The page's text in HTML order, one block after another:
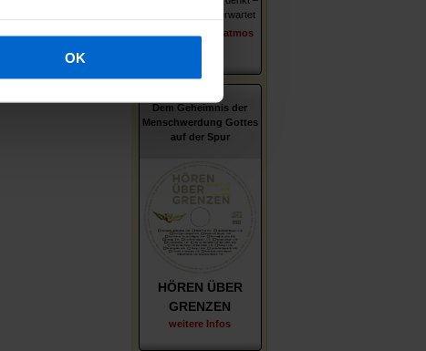
OK
was ihn und uns erwartet
erschienen im Patmos
Dem Geheimnis der
Menschwerdung Gottes
auf der Spur
HÖREN ÜBER
GRENZEN
weitere Infos